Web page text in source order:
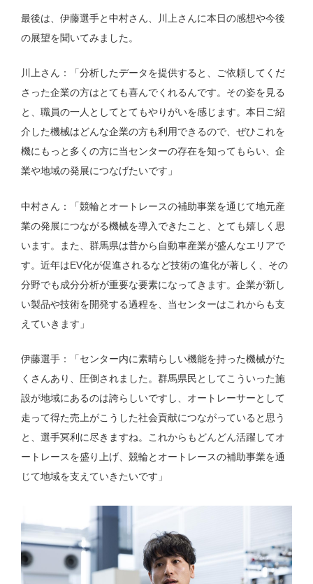
最後は、伊藤選手と中村さん、川上さんに本日の感想や今後
の展望を聞いてみました。
川上さん：「分析したデータを提供すると、ご依頼してくだ
さった企業の方はとても喜んでくれるんです。その姿を見る
と、職員の一人としてとてもやりがいを感じます。本日ご紹
介した機械はどんな企業の方も利用できるので、ぜひこれを
機にもっと多くの方に当センターの存在を知ってもらい、企
業や地域の発展につなげたいです」
中村さん：「競輪とオートレースの補助事業を通じて地元産
業の発展につながる機械を導入できたこと、とても嬉しく思
います。また、群馬県は昔から自動車産業が盛んなエリアで
す。近年はEV化が促進されるなど技術の進化が著しく、その
分野でも成分分析が重要な要素になってきます。企業が新し
い製品や技術を開発する過程を、当センターはこれからも支
えていきます」
伊藤選手：「センター内に素晴らしい機能を持った機械がた
くさんあり、圧倒されました。群馬県民としてこういった施
設が地域にあるのは誇らしいですし、オートレーサーとして
走って得た売上がこうした社会貢献につながっていると思う
と、選手冥利に尽きますね。これからもどんどん活躍してオ
ートレースを盛り上げ、競輪とオートレースの補助事業を通
じて地域を支えていきたいです」